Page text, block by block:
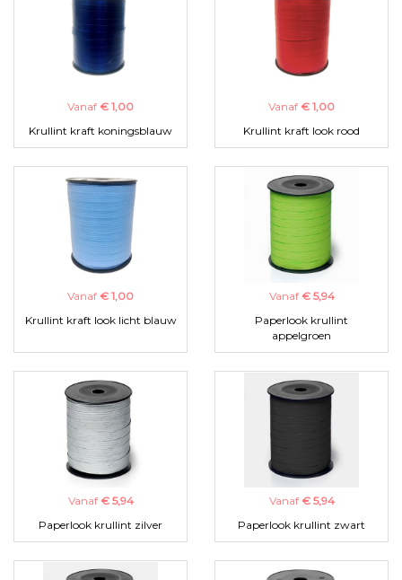
Vanaf € 1,00
Krullint kraft koningsblauw
Vanaf € 1,00
Krullint kraft look rood
Vanaf € 1,00
Krullint kraft look licht blauw
Vanaf € 5,94
Paperlook krullint
appelgroen
Vanaf € 5,94
Paperlook krullint zilver
Vanaf € 5,94
Paperlook krullint zwart